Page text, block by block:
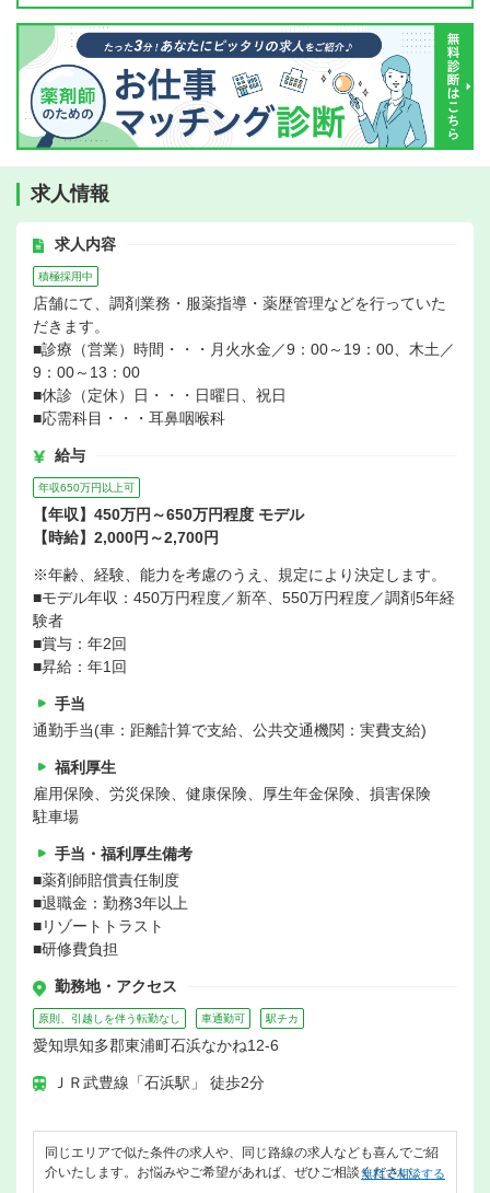
求人情報
求人内容
積極採用中
店舗にて、調剤業務・服薬指導・薬歴管理などを行っていた
だきます。
■診療（営業）時間・・・月火水金／9：00～19：00、木土／
9：00～13：00
■休診（定休）日・・・日曜日、祝日
■応需科目・・・耳鼻咽喉科
給与
年収650万円以上可
【年収】450万円～650万円程度 モデル
【時給】2,000円～2,700円
※年齢、経験、能力を考慮のうえ、規定により決定します。
■モデル年収：450万円程度／新卒、550万円程度／調剤5年経
験者
■賞与：年2回
■昇給：年1回
手当
通勤手当(車：距離計算で支給、公共交通機関：実費支給)
福利厚生
雇用保険、労災保険、健康保険、厚生年金保険、損害保険
駐車場
手当・福利厚生備考
■薬剤師賠償責任制度
■退職金：勤務3年以上
■リゾートトラスト
■研修費負担
勤務地・アクセス
原則、引越しを伴う転勤なし 車通勤可 駅チカ
愛知県知多郡東浦町石浜なかね12-6
ＪＲ武豊線「石浜駅」 徒歩2分
同じエリアで似た条件の求人や、同じ路線の求人なども喜んでご紹
介いたします。お悩みやご希望があれば、ぜひご相談ください。
無料で相談する